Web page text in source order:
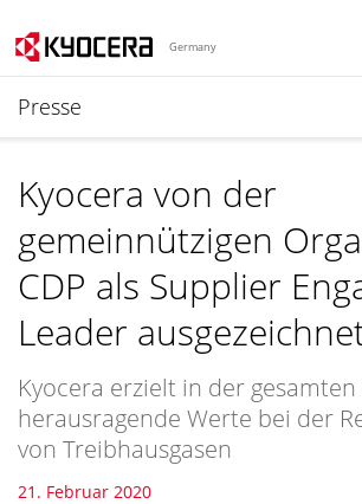
Germany
Presse
Kyocera von der
gemeinnützigen
CDP als Supplier
Leader
Kyocera erzielt in der
herausragende Werte bei der
von Treibhausgasen
21. Februar 2020